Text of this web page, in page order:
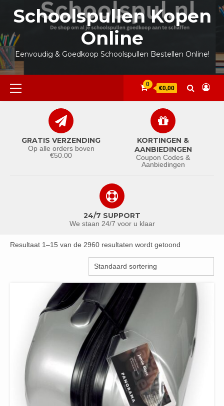
inhoud
Schoolspullen Kopen
Online
Eenvoudig & Goedkoop Schoolspullen Bestellen Online!
Primair
menu
0
€0,00
GRATIS VERZENDING
Op alle orders boven
€50.00
KORTINGEN &
AANBIEDINGEN
Coupon Codes &
Aanbiedingen
24/7 SUPPORT
We staan 24/7 voor u klaar
Resultaat 1–15 van de 2960 resultaten wordt getoond